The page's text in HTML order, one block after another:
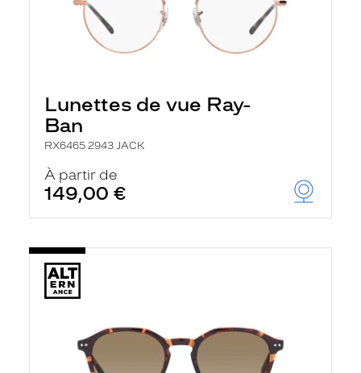
Lunettes de vue Ray-
Ban
RX6465 2943 JACK
À partir de
149,00 €